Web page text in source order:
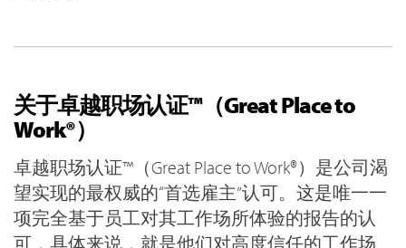
关于卓越职场认证™（Great Place to
Work®）
卓越职场认证™（Great Place to Work®）是公司渴
望实现的最权威的“首选雇主”认可。这是唯一一
项完全基于员工对其工作场所体验的报告的认
可，具体来说，就是他们对高度信任的工作场